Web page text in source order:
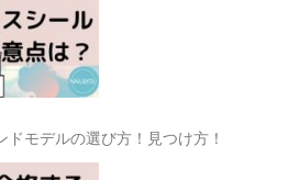
モデルの選び方！見つけ方！